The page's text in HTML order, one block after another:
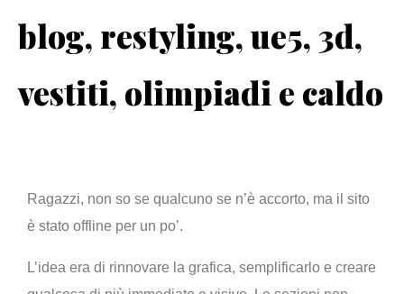
blog, restyling, ue5, 3d,
vestiti, olimpiadi e caldo
Ragazzi, non so se qualcuno se n’è accorto, ma il sito
è stato offline per un po’.
L’idea era di rinnovare la grafica, semplificarlo e creare